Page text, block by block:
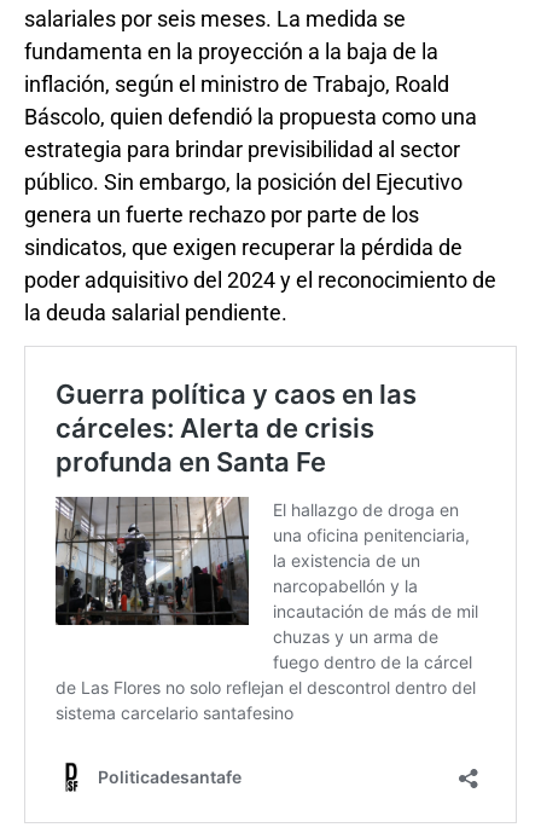
salariales por seis meses. La medida se
fundamenta en la proyección a la baja de la
inflación, según el ministro de Trabajo, Roald
Báscolo, quien defendió la propuesta como una
estrategia para brindar previsibilidad al sector
público. Sin embargo, la posición del Ejecutivo
genera un fuerte rechazo por parte de los
sindicatos, que exigen recuperar la pérdida de
poder adquisitivo del 2024 y el reconocimiento de
la deuda salarial pendiente.